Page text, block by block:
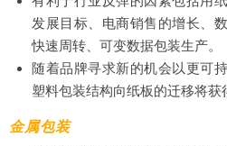
发展目标、电商销售的增长、
快速周转、可变数据包装生产。
随着品牌寻求新的机会以更可
塑料包装结构向纸板的迁移将获
金属包装